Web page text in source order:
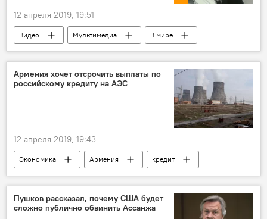
12 апреля 2019, 19:51
Видео Мультимедиа
В мире
Гагарин Юрий
команда
ракета
Армения хочет отсрочить выплаты по
российскому кредиту на АЭС
12 апреля 2019, 19:43
Экономика Армения
кредит
АЭС
Пушков рассказал, почему США будет
сложно публично обвинить Ассанжа